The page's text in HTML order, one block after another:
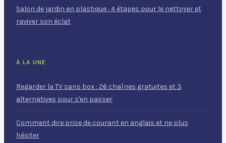
Salon de jardin en plastique : 4 étapes pour le nettoyer et
raviver son éclat
À LA UNE
Regarder la TV sans box : 26 chaînes gratuites et 3
alternatives pour s'en passer
Comment dire prise de courant en anglais et ne plus
hésiter